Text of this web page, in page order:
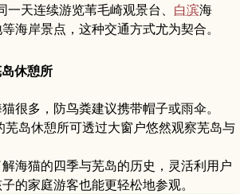
天连续游览苇毛崎观景台、 白滨海
海岸景点，这种交通方式尤为契合。
休憩所
很多，防鸟粪建议携带帽子或雨伞。
芜岛休憩所可透过大窗户悠然观察芜岛与
海猫的四季与芜岛的历史，灵活利用户
的家庭游客也能更轻松地参观。